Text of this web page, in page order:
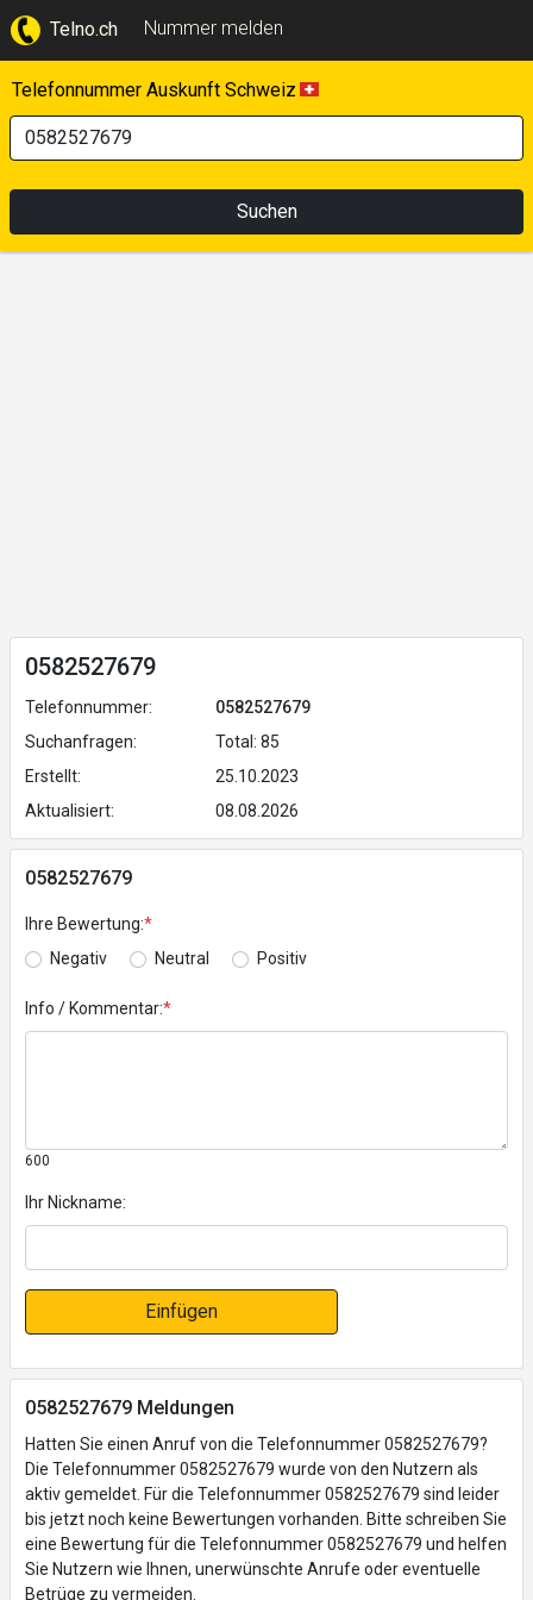
Telno.ch Nummer melden
Telefonnummer Auskunft Schweiz
Suchen
0582527679
Telefonnummer:
0582527679
Suchanfragen:
Total: 85
Erstellt:
25.10.2023
Aktualisiert:
08.08.2026
0582527679
Ihre Bewertung:*
Negativ
Neutral Positiv
Info / Kommentar:*
600
Ihr Nickname:
Einfügen
0582527679 Meldungen
Hatten Sie einen Anruf von die Telefonnummer 0582527679?
Die Telefonnummer 0582527679 wurde von den Nutzern als
aktiv gemeldet. Für die Telefonnummer 0582527679 sind leider
bis jetzt noch keine Bewertungen vorhanden. Bitte schreiben Sie
eine Bewertung für die Telefonnummer 0582527679 und helfen
Sie Nutzern wie Ihnen, unerwünschte Anrufe oder eventuelle
Betrüge zu vermeiden.